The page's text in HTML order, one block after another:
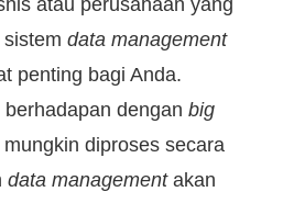
sistemdata management
penting bagi Anda.
berhadapan denganbig
diproses secara
data managementakan